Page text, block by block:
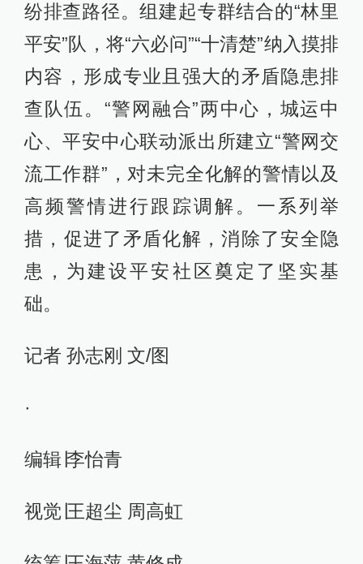
纷排查路径。组建起专群结合的“林里
平安”队，将“六必问”“十清楚”纳入摸排
内容，形成专业且强大的矛盾隐患排
查队伍。“警网融合”两中心，城运中
心、平安中心联动派出所建立“警网交
流工作群”，对未完全化解的警情以及
高频警情进行跟踪调解。一系列举
措，促进了矛盾化解，消除了安全隐
患，为建设平安社区奠定了坚实基
础。
记者 孙志刚 文/图
·
编辑∣李怡青
视觉∣王超尘 周高虹